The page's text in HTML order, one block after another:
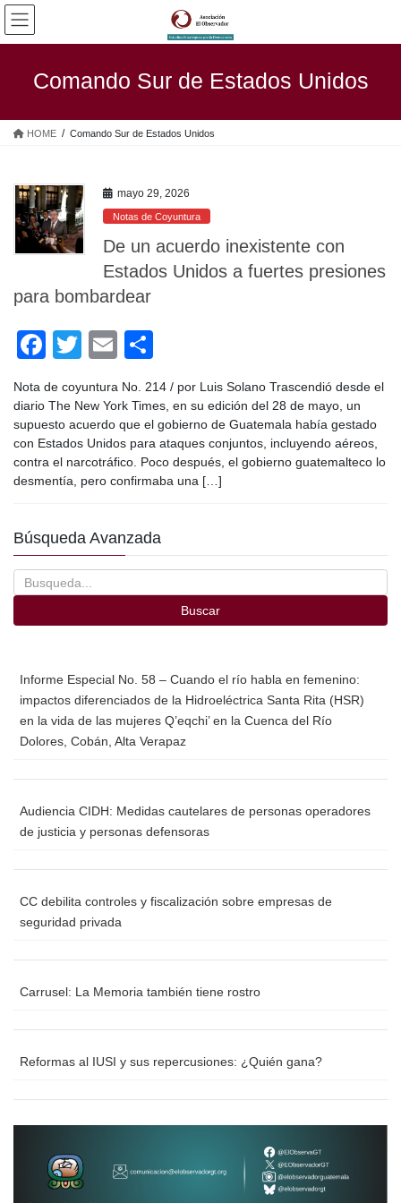
Saltar
contenido
Saltar
la
Comando Sur de Estados Unidos
HOME Comando Sur de Estados Unidos
mayo 29, 2026
Notas de Coyuntura
De un acuerdo inexistente con
Estados Unidos a fuertes presiones
para bombardear
F
a
c
e
b
o
k
T
tt
er
E
m
ail
o
m
p
ar
tir
Nota de coyuntura No. 214 / por Luis Solano Trascendió desde el
diario The New York Times, en su edición del 28 de mayo, un
supuesto acuerdo que el gobierno de Guatemala había gestado
con Estados Unidos para ataques conjuntos, incluyendo aéreos,
contra el narcotráfico. Poco después, el gobierno guatemalteco lo
desmentía, pero confirmaba una […]
Búsqueda Avanzada
Buscar
Informe Especial No. 58 – Cuando el río habla en femenino:
impactos diferenciados de la Hidroeléctrica Santa Rita (HSR)
en la vida de las mujeres Q’eqchi’ en la Cuenca del Río
Dolores, Cobán, Alta Verapaz
Audiencia CIDH: Medidas cautelares de personas operadores
de justicia y personas defensoras
CC debilita controles y fiscalización sobre empresas de
seguridad privada
Carrusel: La Memoria también tiene rostro
Reformas al IUSI y sus repercusiones: ¿Quién gana?